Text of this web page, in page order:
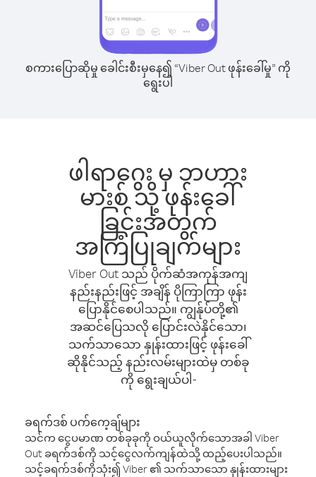
စကားပြောဆိုမှု ခေါင်းစီးမှနေ၍ “Viber Out ဖုန်းခေါ်မှု” ကို
ရွေးပါ
ဖါရာဂွေး မှ ဘဟား
မားစ် သို့ ဖုန်းခေါ်
ခြင်းအတွက်
အကြံပြုချက်များ
Viber Out သည် ပိုက်ဆံအကုန်အကျ
နည်းနည်းဖြင့် အချိန် ပိုကြာကြာ ဖုန်း
ပြောနိုင်စေပါသည်။ ကျွန်ုပ်တို့၏
အဆင်ပြေသလို ပြောင်းလဲနိုင်သော၊
သက်သာသော နှုန်းထားဖြင့် ဖုန်းခေါ်
ဆိုနိုင်သည့် နည်းလမ်းများထဲမှ တစ်ခု
ကို ရွေးချယ်ပါ-
ခရက်ဒစ် ပက်ကေ့ချ်များ
သင်က ငွေပမာဏ တစ်ခုခုကို ဝယ်ယူလိုက်သောအခါ Viber
Out ခရက်ဒစ်ကို သင့်ငွေလက်ကျန်ထဲသို့ ထည့်ပေးပါသည်။
သင့်ခရက်ဒစ်ကိုသုံး၍ Viber ၏ သက်သာသော နှုန်းထားများ